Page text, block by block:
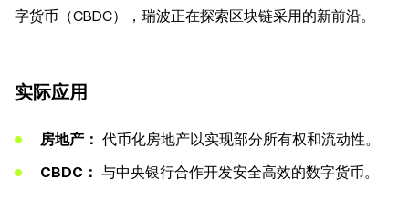
字货币（CBDC），瑞波正在探索区块链采用的新前沿。
实际应用
房地产： 代币化房地产以实现部分所有权和流动性。
CBDC： 与中央银行合作开发安全高效的数字货币。